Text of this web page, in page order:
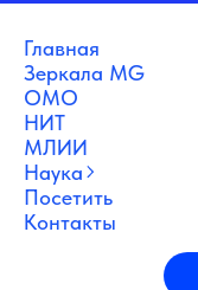
Главная
Зеркала MG
ОМО
НИТ
МЛИИ
Наука
Посетить
Контакты